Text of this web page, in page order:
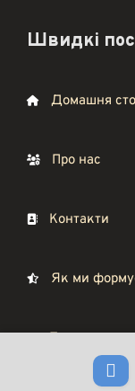
Швидкі
Домашня
Про нас
Контакти
Як ми